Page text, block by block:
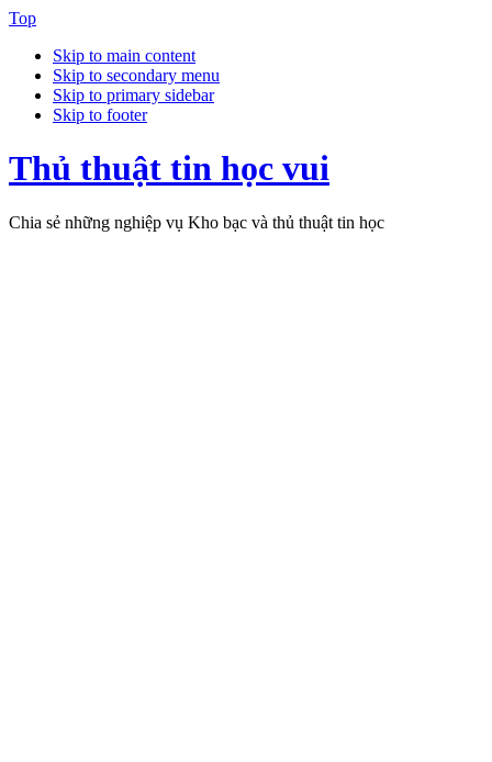
Top
Skip to main content
Skip to secondary menu
Skip to primary sidebar
Skip to footer
Thủ thuật tin học vui
Chia sẻ những nghiệp vụ Kho bạc và thủ thuật tin học